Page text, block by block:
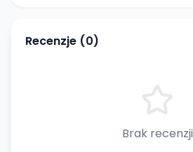
Recenzje (0)
Brak recenzji